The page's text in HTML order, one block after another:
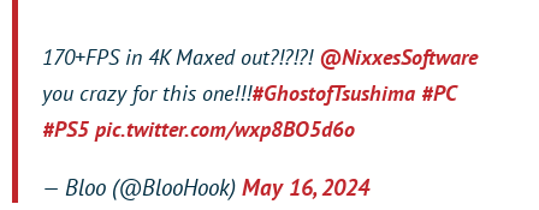
170+FPS in 4K Maxed out?!?!?! @NixxesSoftware
you crazy for this one!!!#GhostofTsushima #PC
#PS5 pic.twitter.com/wxp8BO5d6o
— Bloo (@BlooHook) May 16, 2024